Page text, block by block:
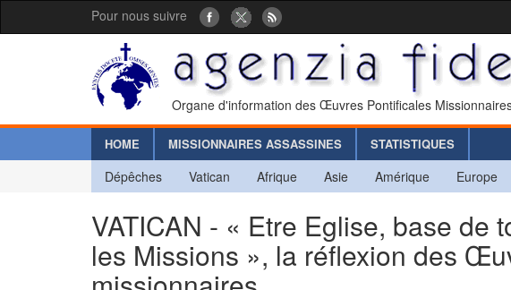
Pour nous suivre
Organe d'information des Œuvres Pontificales
HOME MISSIONNAIRES ASSASSINES STATISTIQUES
Dépêches Vatican Afrique Asie Amérique Europe
VATICAN - « Etre Eglise, base de
les Missions », la réflexion des